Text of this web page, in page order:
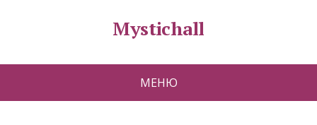
Mystichall
МЕНЮ